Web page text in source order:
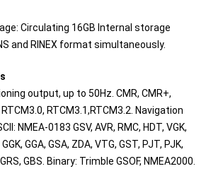
Circulating 16GB Internal storage
and RINEX format simultaneously.
output, up to 50Hz. CMR, CMR+,
RTCM3.1,RTCM3.2. Navigation
NMEA-0183 GSV, AVR, RMC, HDT, VGK,
GGA, GSA, ZDA, VTG, GST, PJT, PJK,
GBS. Binary: Trimble GSOF, NMEA2000.